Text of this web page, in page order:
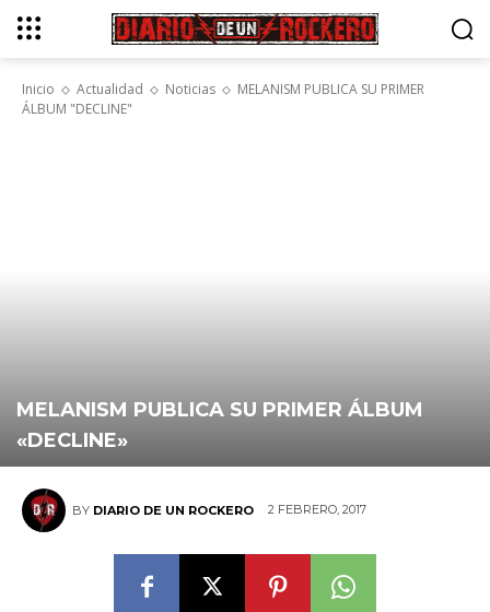
Inicio Actualidad Noticias
MELANISM PUBLICA SU PRIMER
ÁLBUM "DECLINE"
MELANISM PUBLICA SU PRIMER ÁLBUM
«DECLINE»
BY DIARIO DE UN ROCKERO 2 FEBRERO, 2017